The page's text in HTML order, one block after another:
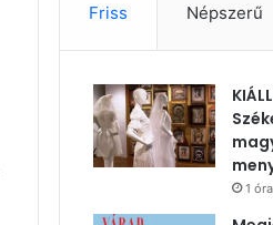
Friss Népszerű
1